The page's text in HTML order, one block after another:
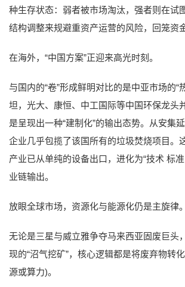
种生存状态：弱者被市场淘汰，强者则在试
结构调整来规避重资产运营的风险，回笼资
在海外，“中国方案”正迎来高光时刻。
与国内的“卷”形成鲜明对比的是中亚市场的“
坦，光大、康恒、中工国际等中国环保龙头
是呈现出一种“建制化”的输出态势。从安集
企业几乎包揽了该国所有的垃圾焚烧项目。
产业已从单纯的设备出口，进化为“技术 标
业链输出。
放眼全球市场，资源化与能源化仍是主旋律。
无论是三星与威立雅争夺马来西亚固废巨头
现的“沼气挖矿”，核心逻辑都是将废弃物转
源或算力)。